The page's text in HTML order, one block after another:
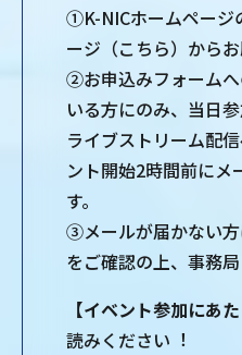
①K-NICホームページ
ージ（こちら）からお
②お申込みフォーム
いる⽅にのみ、当⽇
ライブストリーム配
ント開始2時間前にメ
す。
③メールが届かない
をご確認の上、事務
【イベント参加にあ
読みください︕